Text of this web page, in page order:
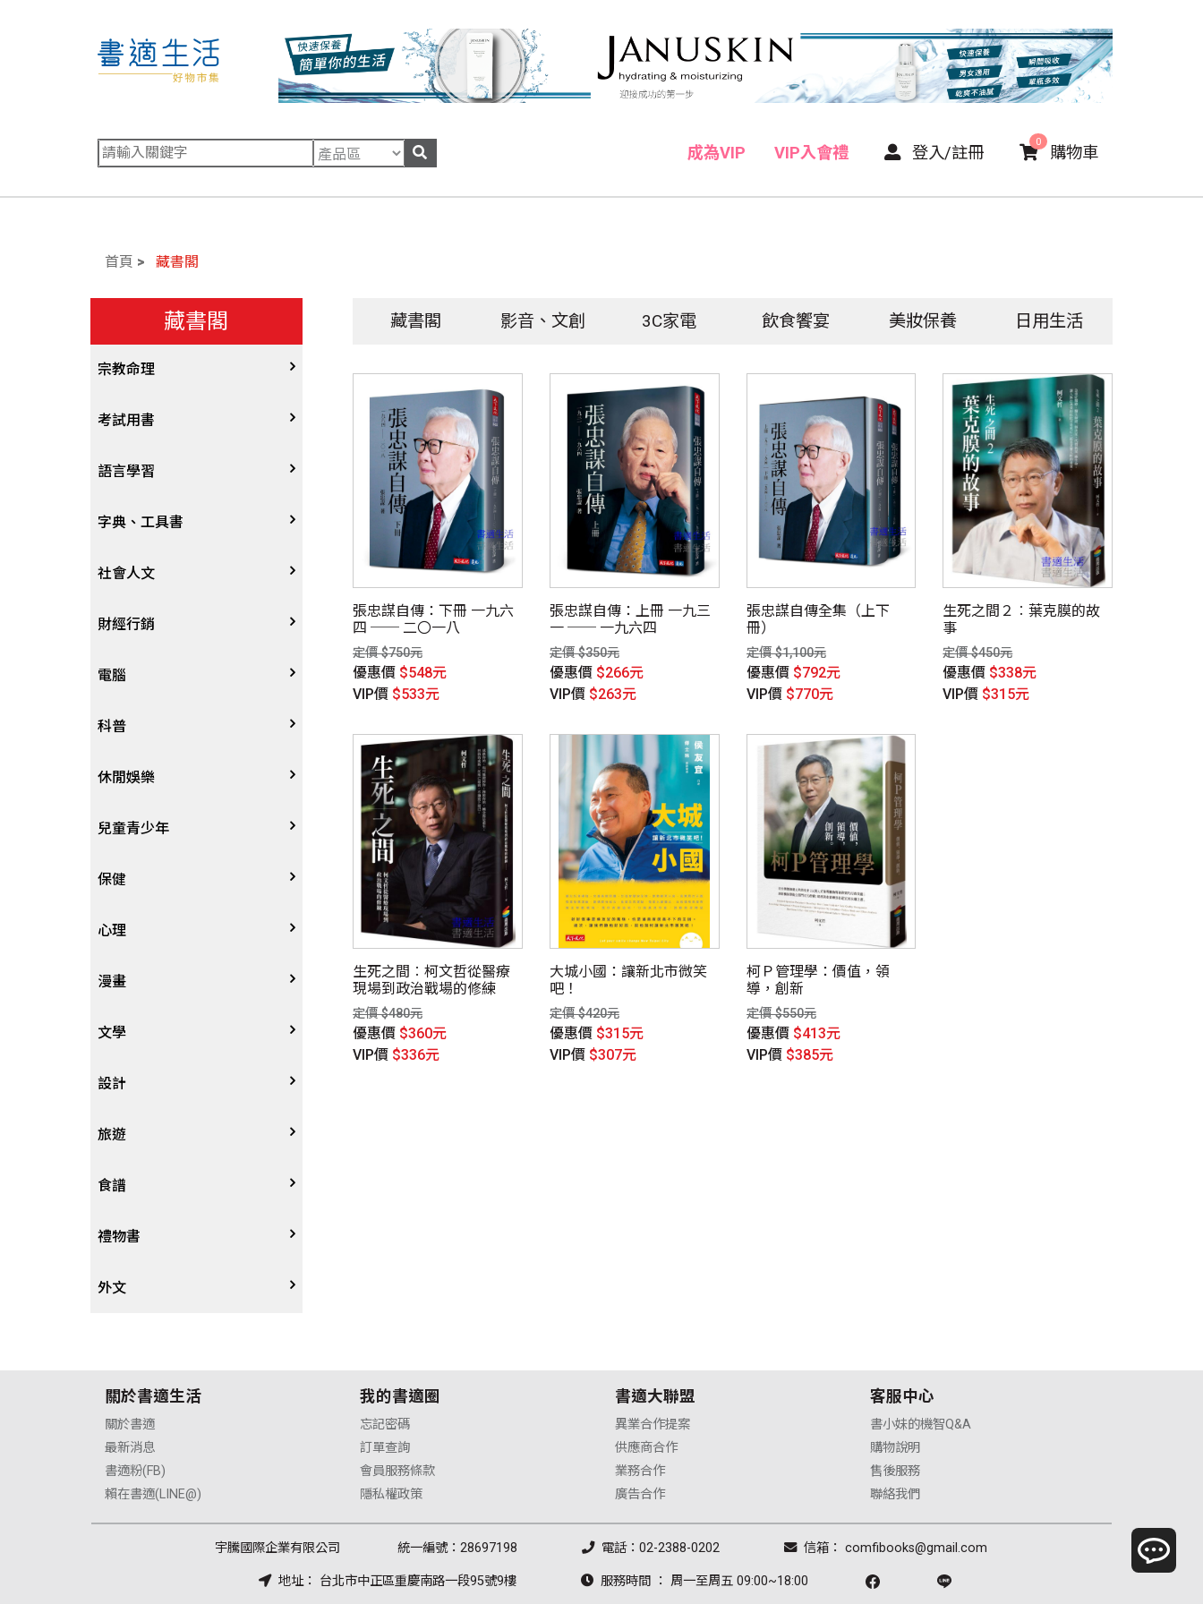
成為VIP VIP入會禮 登入/註冊 購物車
0
首頁 藏書閣
藏書閣
宗教命理
宗教
星象星座命理
考試用書
四技二專大學
國考、檢定
留學考試
學習法/考試方法
國中小參考書
語言學習
英語/美語
日語
韓語
歐語
東南亞語
閩南語/台語
其他語言
中文
字典、工具書
字辭典
百科、圖鑑
地圖集
其他工具書
社會人文
社會學、人文思想
法律
政治
軍事
哲學
歷史地理
歷史人物傳記
兩岸國際
財經行銷
行銷廣告
談判溝通
電子商務&趨勢
生涯規劃
經營管理、成功學
商學、經濟學
投資理財
人物傳記
職場工作術
電腦
軟體
硬體
技能檢定
電玩攻略
其他
科普
大自然動植物
天文地理
物理化學
科普
數學
航空
休閒娛樂
體育運動
音樂、樂譜
繪畫/書法
攝影
電影
棋藝桌遊
寵物
時尚、瘦身、芳療
戲劇、舞蹈
動腦解謎
兒童青少年
0~3歲
4~8歲
8~12歲
12~18歲
遊戲書
英語書
教育教養
保健
家庭、親子
疾病養生
醫療人文
心理
心理學
勵志成長
人際關係
生老病死
漫畫
漫畫
圖文繪本
限制級漫畫
文學
中文文學
中文詩詞
武俠小說
奇幻恐佈小說
推理小說
寫實、報導文學
翻譯文學
旅遊文學
設計
藝術設計
居家佈置
建築工藝
園藝
旅遊
台灣
中港澳
日韓
歐美紐澳
世界其他
食譜
中式
西式
餐飲指南
不分類食譜
飲品
禮物書
外文
藏書閣 影音、文創 3C家電 飲食饗宴 美妝保養 日用生活
張忠謀自傳：下冊 一九六
四 ── 二〇一八
定價 $750元
優惠價 $548元
VIP價 $533元
張忠謀自傳：上冊 一九三
一 ── 一九六四
定價 $350元
優惠價 $266元
VIP價 $263元
張忠謀自傳全集（上下
冊）
定價 $1,100元
優惠價 $792元
VIP價 $770元
生死之間２︰葉克膜的故
事
定價 $450元
優惠價 $338元
VIP價 $315元
生死之間︰柯文哲從醫療
現場到政治戰場的修練
定價 $480元
優惠價 $360元
VIP價 $336元
大城小國：讓新北市微笑
吧！
定價 $420元
優惠價 $315元
VIP價 $307元
柯Ｐ管理學：價值，領
導，創新
定價 $550元
優惠價 $413元
VIP價 $385元
關於書適生活
關於書適
最新消息
書適粉(FB)
賴在書適(LINE@)
我的書適圈
忘記密碼
訂單查詢
會員服務條款
隱私權政策
書適大聯盟
異業合作提案
供應商合作
業務合作
廣告合作
客服中心
書小妹的機智Q&A
購物說明
售後服務
聯絡我們
宇騰國際企業有限公司 統一編號：28697198 電話：02-2388-0202 信箱： comfibooks@gmail.com
地址： 台北市中正區重慶南路一段95號9樓 服務時間 ： 周一至周五 09:00~18:00